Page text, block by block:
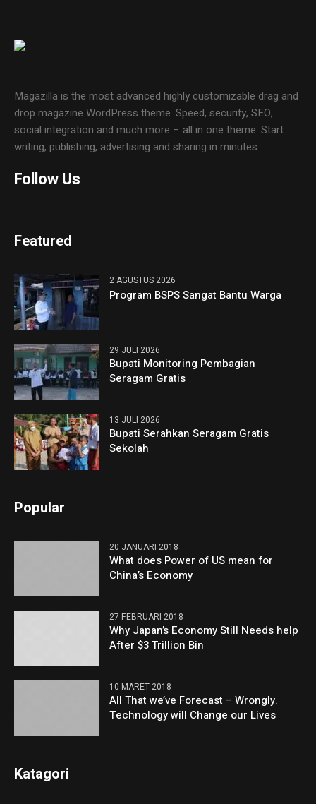
Magazilla is the most advanced highly customizable drag and
drop magazine WordPress theme. Speed, security, SEO,
social integration and much more – all in one theme. Start
writing, publishing, advertising and sharing in minutes.
Follow Us
Featured
2 AGUSTUS 2026
Program BSPS Sangat Bantu Warga
29 JULI 2026
Bupati Monitoring Pembagian
Seragam Gratis
13 JULI 2026
Bupati Serahkan Seragam Gratis
Sekolah
Popular
20 JANUARI 2018
What does Power of US mean for
China’s Economy
27 FEBRUARI 2018
Why Japan’s Economy Still Needs help
After $3 Trillion Bin
10 MARET 2018
All That we’ve Forecast – Wrongly.
Technology will Change our Lives
Katagori